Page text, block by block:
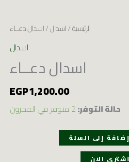
الرئيسية/اسدال/ اسدال دعــاء
اسدال
اسدال دعــاء
EGP1,200.00
حالة التوفر: 2 متوفر في المخزون
إضافة إلى السلة
اشتري الان